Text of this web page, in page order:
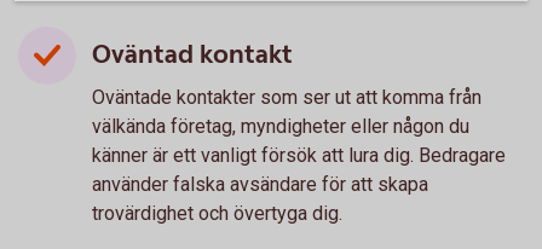
Oväntad kontakt
Oväntade kontakter som ser ut att komma från
välkända företag, myndigheter eller någon du
känner är ett vanligt försök att lura dig. Bedragare
använder falska avsändare för att skapa
trovärdighet och övertyga dig.